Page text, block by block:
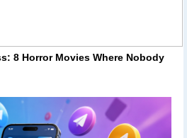
8 Horror Movies Where Nobody